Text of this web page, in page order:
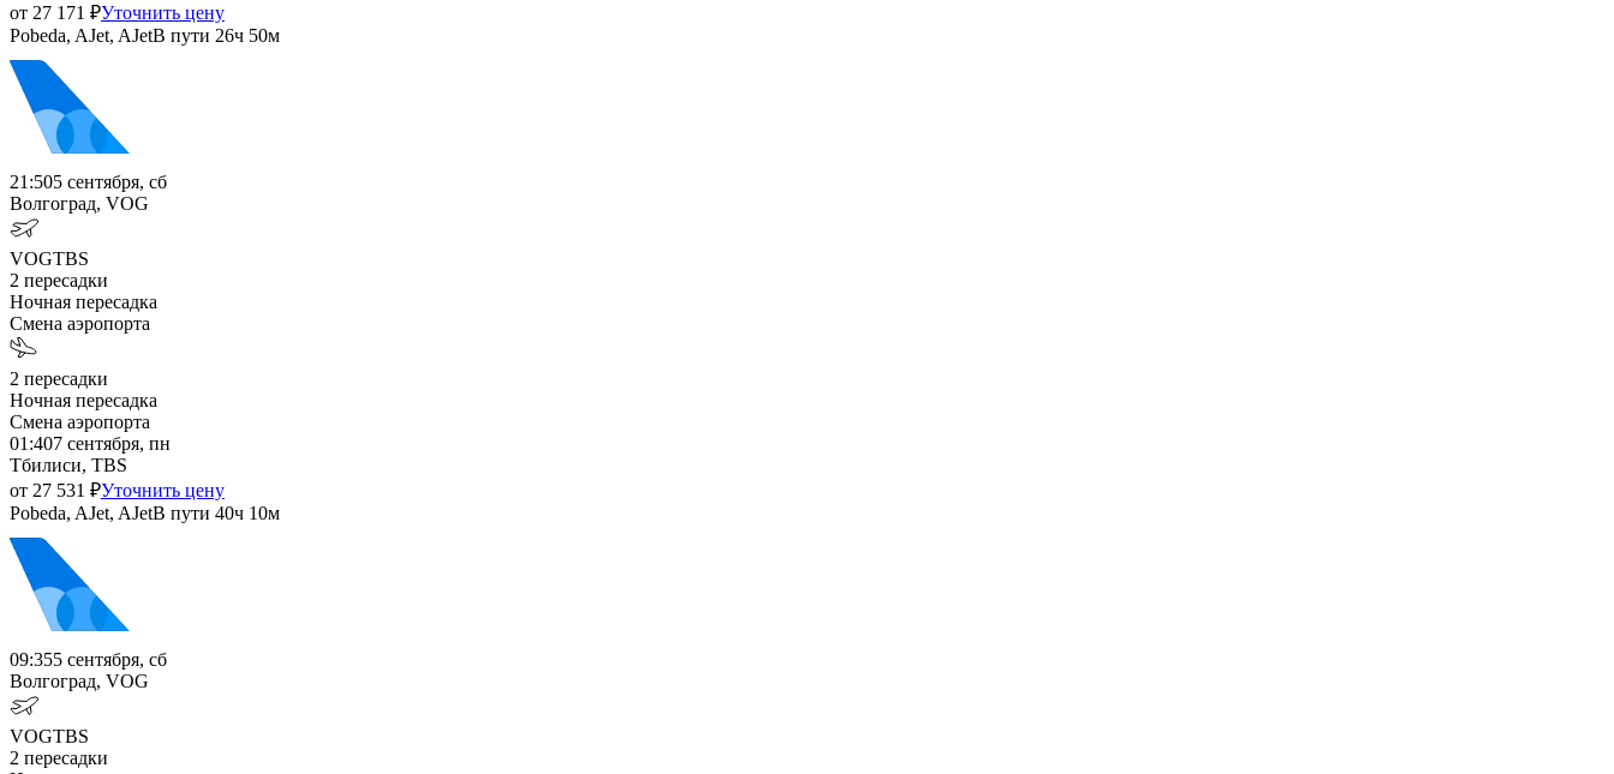
от 27 171 ₽Уточнить цену
Pobeda, AJet, AJetВ пути 26ч 50м
21:505 сентября, сб
Волгоград, VOG
VOGTBS
2 пересадки
Ночная пересадка
Смена аэропорта
2 пересадки
Ночная пересадка
Смена аэропорта
01:407 сентября, пн
Тбилиси, TBS
от 27 531 ₽Уточнить цену
Pobeda, AJet, AJetВ пути 40ч 10м
09:355 сентября, сб
Волгоград, VOG
VOGTBS
2 пересадки